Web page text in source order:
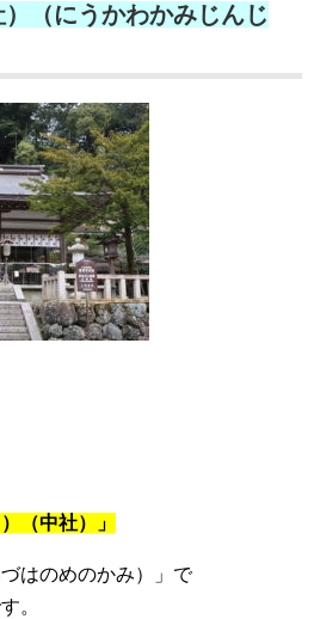
（にうかわかみじんじ
（中社）」
はのめのかみ）」で
。